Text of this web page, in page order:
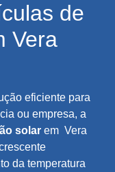
de
Vera
eficiente para
ou empresa, a
solar em Vera
da temperatura